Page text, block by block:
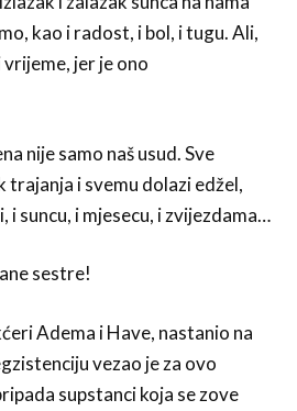
kao i radost, i bol, i tugu. Ali,
jer je ono
nije samo naš usud. Sve
i svemu dolazi edžel,
i suncu, i mjesecu, i zvijezdama…
sestre!
Adema i Have, nastanio na
vezao je za ovo
supstanci koja se zove